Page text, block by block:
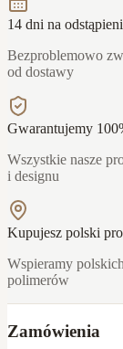
14 dni na
Bezproblemowo
od dostawy
Gwarantujemy
Wszystkie nasze
i designu
Kupujesz polski
Wspieramy
polimerów
Zamówienia